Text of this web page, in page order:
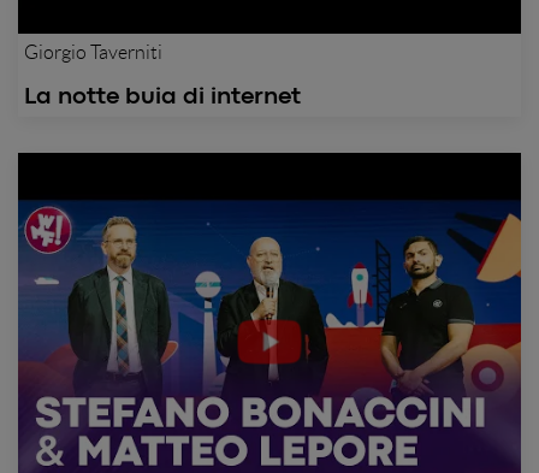
Giorgio Taverniti
La notte buia di internet